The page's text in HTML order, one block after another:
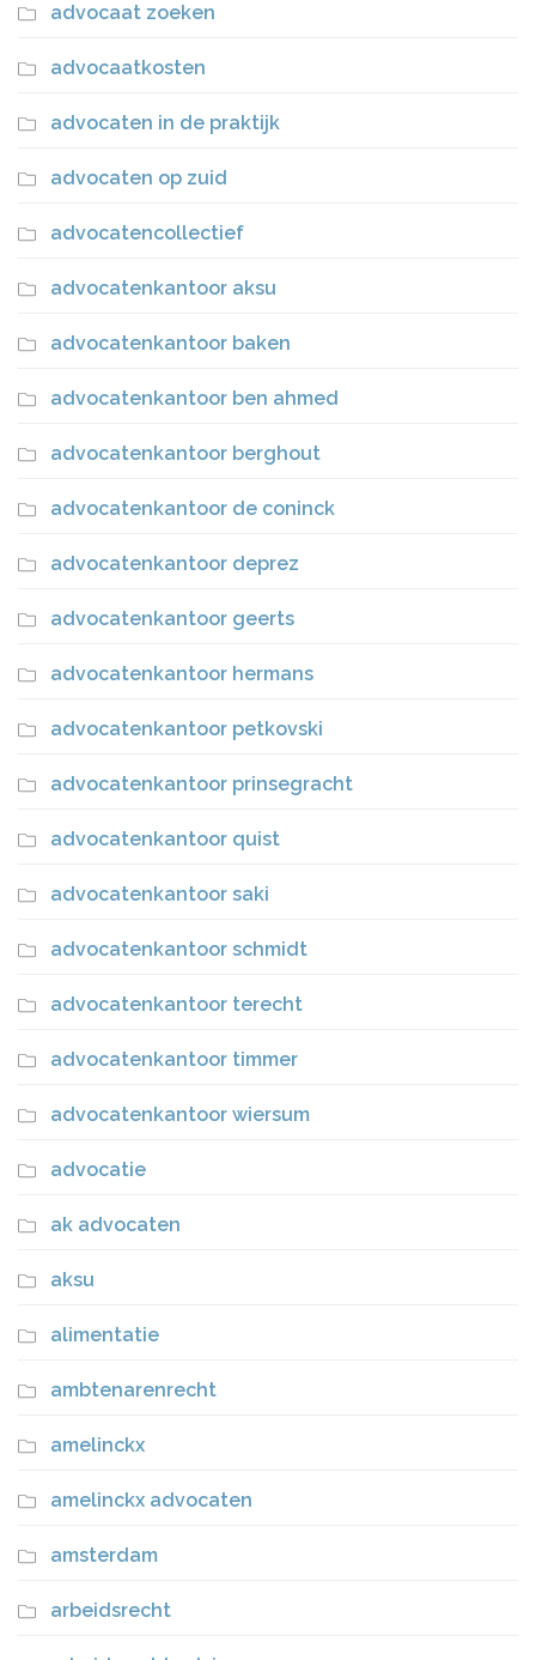
advocaat zoeken
advocaatkosten
advocaten in de praktijk
advocaten op zuid
advocatencollectief
advocatenkantoor aksu
advocatenkantoor baken
advocatenkantoor ben ahmed
advocatenkantoor berghout
advocatenkantoor de coninck
advocatenkantoor deprez
advocatenkantoor geerts
advocatenkantoor hermans
advocatenkantoor petkovski
advocatenkantoor prinsegracht
advocatenkantoor quist
advocatenkantoor saki
advocatenkantoor schmidt
advocatenkantoor terecht
advocatenkantoor timmer
advocatenkantoor wiersum
advocatie
ak advocaten
aksu
alimentatie
ambtenarenrecht
amelinckx
amelinckx advocaten
amsterdam
arbeidsrecht